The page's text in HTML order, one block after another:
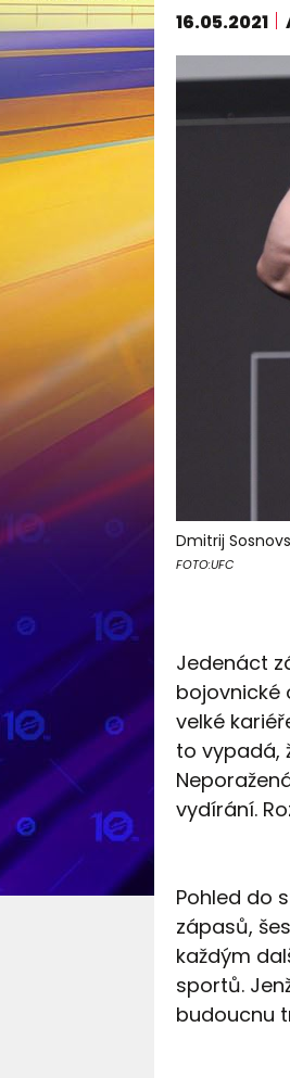
16.05.2021
Dmitrij
FOTO:UFC
Jedenáct
bojovnické
velké
to vypadá,
vydírání.
Pohled do
zápasů,
každým
sportů.
budoucnu